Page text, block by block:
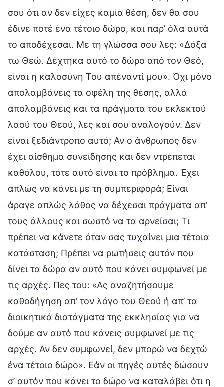
σου ότι αν δεν είχες καμία θέση, δεν θα σου
έδινε ποτέ ένα τέτοιο δώρο, και παρ’ όλα αυτά
το αποδέχεσαι. Με τη γλώσσα σου λες: «Δόξα
τω Θεώ. Δέχτηκα αυτό το δώρο από τον Θεό,
είναι η καλοσύνη Του απέναντί μου». Όχι μόνο
απολαμβάνεις τα οφέλη της θέσης, αλλά
απολαμβάνεις και τα πράγματα του εκλεκτού
λαού του Θεού, λες και σου αναλογούν. Δεν
είναι ξεδιάντροπο αυτό; Αν ο άνθρωπος δεν
έχει αίσθημα συνείδησης και δεν ντρέπεται
καθόλου, τότε αυτό είναι το πρόβλημα. Έχει
απλώς να κάνει με τη συμπεριφορά; Είναι
άραγε απλώς λάθος να δέχεσαι πράγματα απ’
τους άλλους και σωστό να τα αρνείσαι; Τι
πρέπει να κάνετε όταν σας τυχαίνει μια τέτοια
κατάσταση; Πρέπει να ρωτήσεις αυτόν που
δίνει τα δώρα αν αυτό που κάνει συμφωνεί με
τις αρχές. Πες του: «Ας αναζητήσουμε
καθοδήγηση απ’ τον λόγο του Θεού ή απ’ τα
διοικητικά διατάγματα της εκκλησίας για να
δούμε αν αυτό που κάνεις συμφωνεί με τις
αρχές. Αν δεν συμφωνεί, δεν μπορώ να δεχτώ
ένα τέτοιο δώρο». Εάν οι πηγές αυτές δώσουν
σ’ αυτόν που κάνει το δώρο να καταλάβει ότι η